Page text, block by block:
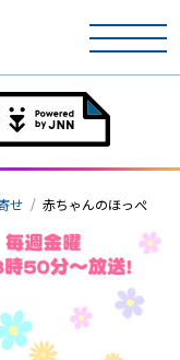
せ 赤ちゃんのほっぺ